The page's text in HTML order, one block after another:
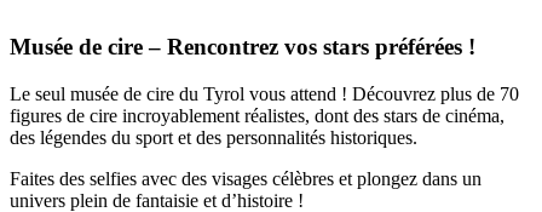
Musée de cire – Rencontrez vos stars préférées !
Le seul musée de cire du Tyrol vous attend ! Découvrez plus de 70
figures de cire incroyablement réalistes, dont des stars de cinéma,
des légendes du sport et des personnalités historiques.
Faites des selfies avec des visages célèbres et plongez dans un
univers plein de fantaisie et d’histoire !